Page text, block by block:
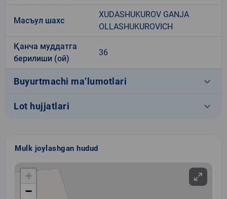
Масъул шахс
XUDASHUKUROV GANJA
OLLASHUKUROVICH
Қанча муддатга
берилиши (ой)
36
Buyurtmachi ma’lumotlari keyboard_arrow_down
Lot hujjatlari keyboard_arrow_down
Mulk joylashgan hudud
+
−